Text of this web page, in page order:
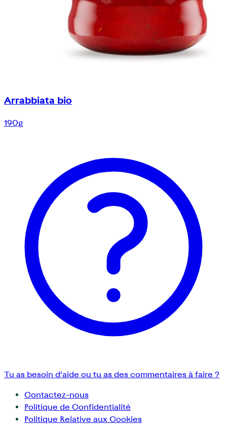
Arrabbiata bio
190g
Tu as besoin d’aide ou tu as des commentaires à faire ?
Contactez-nous
Politique de Confidentialité
Politique Relative aux Cookies